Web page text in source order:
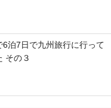
6泊7日で九州旅行に行って
その３